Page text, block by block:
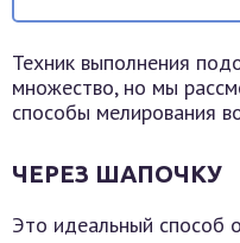
Техник выполнения
множество, но мы
способы мелирования
ЧЕРЕЗ ШАПОЧКУ
Это идеальный способ